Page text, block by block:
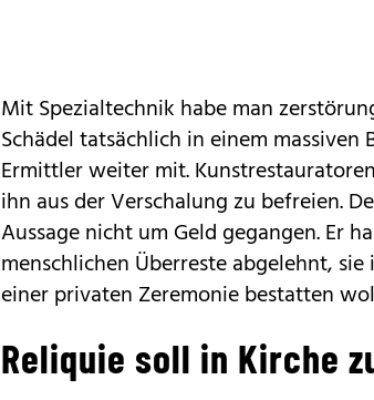
Mit Spezialtechnik habe man
Schädel tatsächlich in einem
Ermittler weiter mit.
ihn aus der Verschalung zu befreien.
Aussage nicht um Geld gegangen. Er
menschlichen Überreste abgelehnt,
einer privaten Zeremonie bestatten
Reliquie soll in Kirche